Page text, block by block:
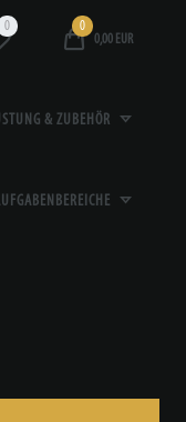
0
0
0,00 EUR
& ZUBEHÖR